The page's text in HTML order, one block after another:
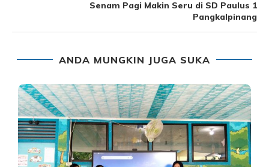
Senam Pagi Makin Seru di SD Paulus 1
Pangkalpinang
ANDA MUNGKIN JUGA SUKA